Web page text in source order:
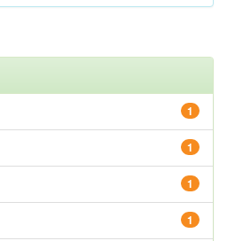
1
1
1
1